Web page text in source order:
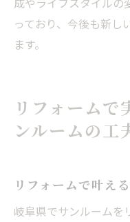
っており、今後も新し
ます。
リフォームで
ンルームの工
リフォームで叶え
岐阜県でサンルームを